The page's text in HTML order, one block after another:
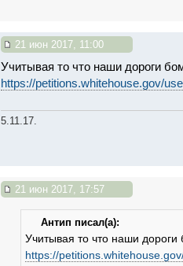
21 июн 2017, 11:00
Учитывая то что наши дороги
https://petitions.whitehouse.gov/
5.11.17.
21 июн 2017, 17:57
Антип писал(а):
Учитывая то что наши
https://